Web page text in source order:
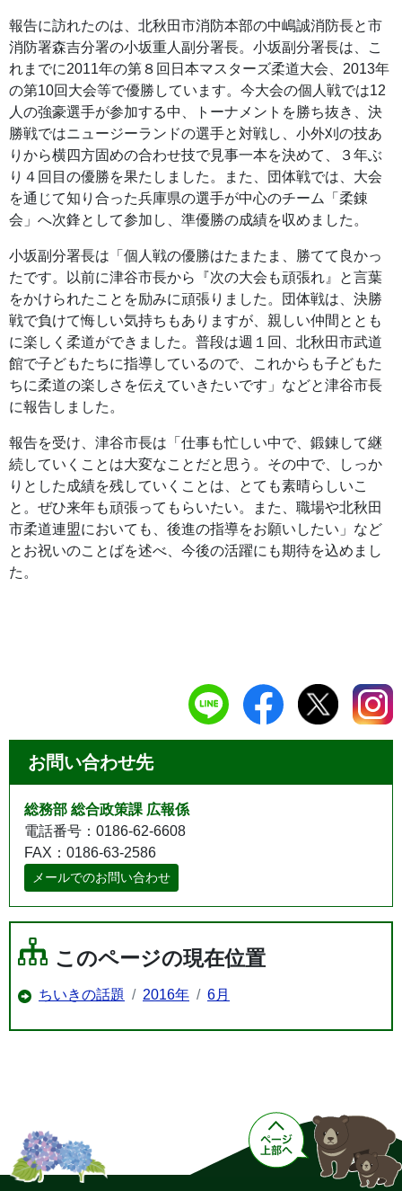
報告に訪れたのは、北秋田市消防本部の中嶋誠消防長と市
消防署森吉分署の小坂重人副分署長。小坂副分署長は、こ
れまでに2011年の第８回日本マスターズ柔道大会、2013年
の第10回大会等で優勝しています。今大会の個人戦では12
人の強豪選手が参加する中、トーナメントを勝ち抜き、決
勝戦ではニュージーランドの選手と対戦し、小外刈の技あ
りから横四方固めの合わせ技で見事一本を決めて、３年ぶ
り４回目の優勝を果たしました。また、団体戦では、大会
を通じて知り合った兵庫県の選手が中心のチーム「柔錬
会」へ次鋒として参加し、準優勝の成績を収めました。
小坂副分署長は「個人戦の優勝はたまたま、勝てて良かっ
たです。以前に津谷市長から『次の大会も頑張れ』と言葉
をかけられたことを励みに頑張りました。団体戦は、決勝
戦で負けて悔しい気持ちもありますが、親しい仲間ととも
に楽しく柔道ができました。普段は週１回、北秋田市武道
館で子どもたちに指導しているので、これからも子どもた
ちに柔道の楽しさを伝えていきたいです」などと津谷市長
に報告しました。
報告を受け、津谷市長は「仕事も忙しい中で、鍛錬して継
続していくことは大変なことだと思う。その中で、しっか
りとした成績を残していくことは、とても素晴らしいこ
と。ぜひ来年も頑張ってもらいたい。また、職場や北秋田
市柔道連盟においても、後進の指導をお願いしたい」など
とお祝いのことばを述べ、今後の活躍にも期待を込めまし
た。
お問い合わせ先
総務部 総合政策課 広報係
電話番号：0186-62-6608
FAX：0186-63-2586
メールでのお問い合わせ
このページの現在位置
ちいきの話題 2016年 6月